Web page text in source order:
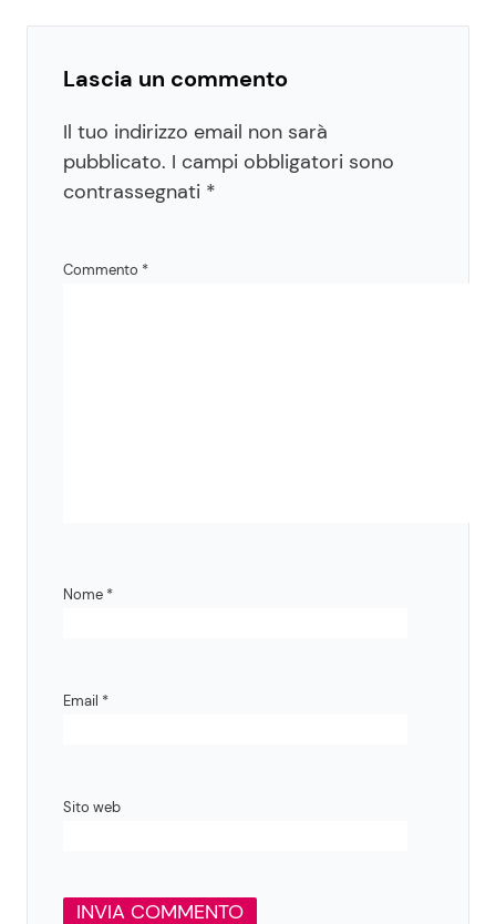
Lascia un commento
Il tuo indirizzo email non sarà
pubblicato. I campi obbligatori sono
contrassegnati *
Commento *
Nome *
Email *
Sito web